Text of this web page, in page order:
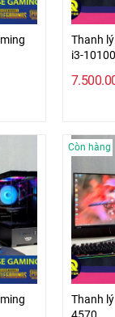
Thanh
i3-
Thanh
Còn hàng